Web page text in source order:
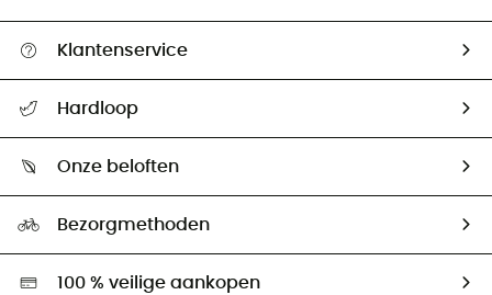
Klantenservice
Mijn zending volgen
Retourzendingen & Terugbetalingen
Hardloop
Ambassadeurs
Onze beloften
Hardgreen
Bezorgmethoden
100 % veilige aankopen